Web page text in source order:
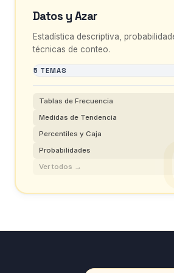
Datos y Azar
Estadística descriptiva,
técnicas de conteo.
5 TEMAS
Tablas de Frecuencia
Medidas de Tendencia
Percentiles y Caja
Probabilidades
Ver todos →